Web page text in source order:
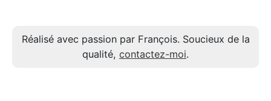
Réalisé avec passion par François. Soucieux de la
qualité, contactez-moi.